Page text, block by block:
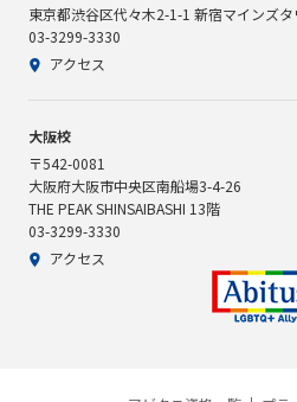
東京都渋谷区代々木2-1-1 新宿マインズ
03-3299-3330
アクセス
大阪校
〒542-0081
大阪府大阪市中央区南船場3-4-26
THE PEAK SHINSAIBASHI 13階
03-3299-3330
アクセス